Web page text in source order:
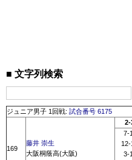
文字列検索
ジュニア男子 1回戦: 試合番号 6175
169
藤井 崇生
大阪桐蔭高(大阪)
2-
7-
12-
3-